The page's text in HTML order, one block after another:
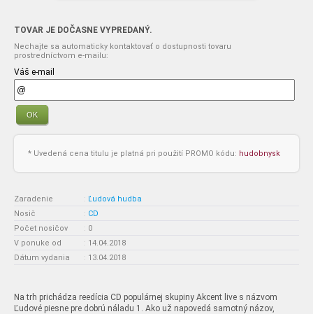
TOVAR JE DOČASNE VYPREDANÝ.
Nechajte sa automaticky kontaktovať o dostupnosti tovaru
prostredníctvom e-mailu:
Váš e-mail
OK
* Uvedená cena titulu je platná pri použití PROMO kódu: hudobnysk
Zaradenie : Ľudová hudba
Nosič
: CD
Počet nosičov
: 0
V ponuke od
: 14.04.2018
Dátum vydania
: 13.04.2018
Na trh prichádza reedícia CD populárnej skupiny Akcent live s názvom
Ľudové piesne pre dobrú náladu 1. Ako už napovedá samotný názov,